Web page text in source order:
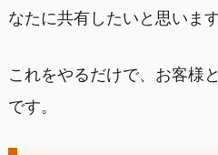
なたに共有したいと思います
これをやるだけで、お客様
です。